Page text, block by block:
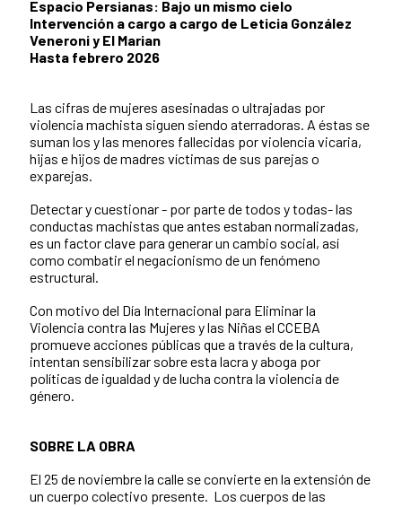
Espacio Persianas: Bajo un mismo cielo
Intervención a cargo a cargo de Leticia González
Veneroni y El Marian
Hasta febrero 2026
Las cifras de mujeres asesinadas o ultrajadas por
violencia machista siguen siendo aterradoras. A éstas se
suman los y las menores fallecidas por violencia vicaria,
hijas e hijos de madres víctimas de sus parejas o
exparejas.
Detectar y cuestionar - por parte de todos y todas- las
conductas machistas que antes estaban normalizadas,
es un factor clave para generar un cambio social, así
como combatir el negacionismo de un fenómeno
estructural.
Con motivo del Día Internacional para Eliminar la
Violencia contra las Mujeres y las Niñas el CCEBA
promueve acciones públicas que a través de la cultura,
intentan sensibilizar sobre esta lacra y aboga por
políticas de igualdad y de lucha contra la violencia de
género.
SOBRE LA OBRA
El 25 de noviembre la calle se convierte en la extensión de
un cuerpo colectivo presente. Los cuerpos de las